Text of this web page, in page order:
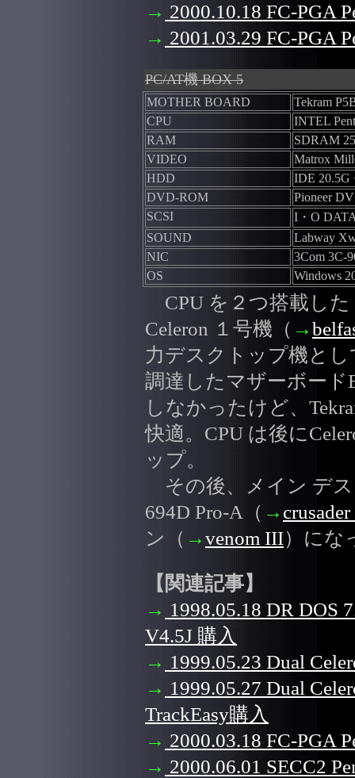
→ 2000.10.18 FC-PGA
→ 2001.03.29 FC-PGA
PC/AT機 BOX 5
MOTHER BOARD
Tekram
CPU
INTEL
RAM
SDRAM
VIDEO
Matrox
HDD
IDE 20.5G
DVD-ROM
Pioneer
SCSI
I・O
SOUND
Labway
NIC
3Com 3C-
OS
Windows
CPU を２つ搭載した
Celeron １号機（ →
力デスクトップ機と
調達したマザーボード
しなかったけど、
快適。CPU は後に
ップ。
その後、メイン デ
694D Pro-A（ →
ン（ →venom III）にな
【関連記事】
→ 1998.05.18 DR DOS
V4.5J 購入
→ 1999.05.23 Dual
→ 1999.05.27 Dual
TrackEasy購入
→ 2000.03.18 FC-PGA
→ 2000.06.01 SECC2